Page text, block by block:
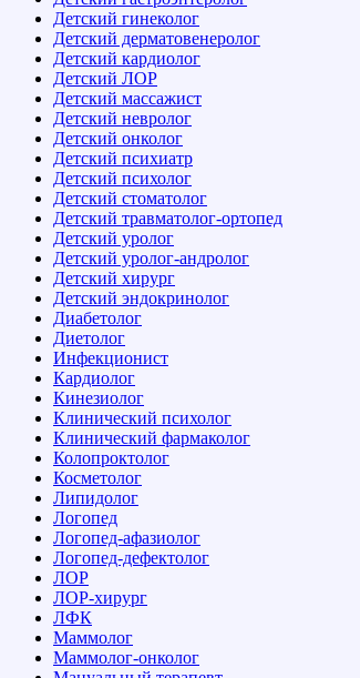
Детский гинеколог
Детский дерматовенеролог
Детский кардиолог
Детский ЛОР
Детский массажист
Детский невролог
Детский онколог
Детский психиатр
Детский психолог
Детский стоматолог
Детский травматолог-ортопед
Детский уролог
Детский уролог-андролог
Детский хирург
Детский эндокринолог
Диабетолог
Диетолог
Инфекционист
Кардиолог
Кинезиолог
Клинический психолог
Клинический фармаколог
Колопроктолог
Косметолог
Липидолог
Логопед
Логопед-афазиолог
Логопед-дефектолог
ЛОР
ЛОР-хирург
ЛФК
Маммолог
Маммолог-онколог